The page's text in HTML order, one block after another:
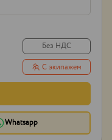
Без НДС
С экипажем
Whatsapp